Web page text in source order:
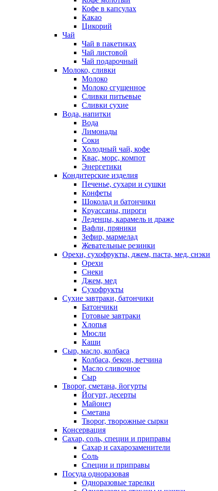
Кофе в капсулах
Какао
Цикорий
Чай
Чай в пакетиках
Чай листовой
Чай подарочный
Молоко, сливки
Молоко
Молоко сгущенное
Сливки питьевые
Сливки сухие
Вода, напитки
Вода
Лимонады
Соки
Холодный чай, кофе
Квас, морс, компот
Энергетики
Кондитерские изделия
Печенье, сухари и сушки
Конфеты
Шоколад и батончики
Круассаны, пироги
Леденцы, карамель и драже
Вафли, пряники
Зефир, мармелад
Жевательные резинки
Орехи, сухофрукты, джем, паста, мед, снэки
Орехи
Снеки
Джем, мед
Сухофрукты
Сухие завтраки, батончики
Батончики
Готовые завтраки
Хлопья
Мюсли
Каши
Сыр, масло, колбаса
Колбаса, бекон, ветчина
Масло сливочное
Сыр
Творог, сметана, йогурты
Йогурт, десерты
Майонез
Сметана
Творог, творожные сырки
Консервация
Сахар, соль, специи и приправы
Сахар и сахарозаменители
Соль
Специи и приправы
Посуда одноразовая
Одноразовые тарелки